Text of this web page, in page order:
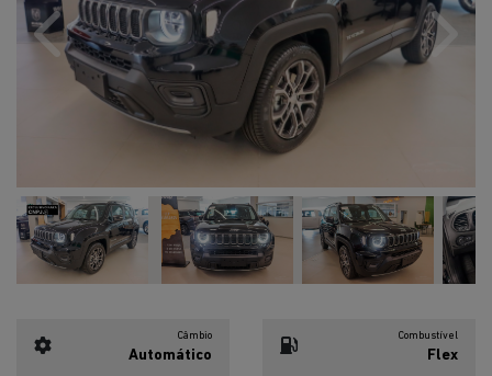
Previous
Câmbio
Automático
Combustível
Flex